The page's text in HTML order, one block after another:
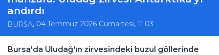
andırdı
BURSA, 04 Temmuz 2026 Cumartesi, 11:03
Bursa'da Uludağ'ın zirvesindeki buzul göllerinde